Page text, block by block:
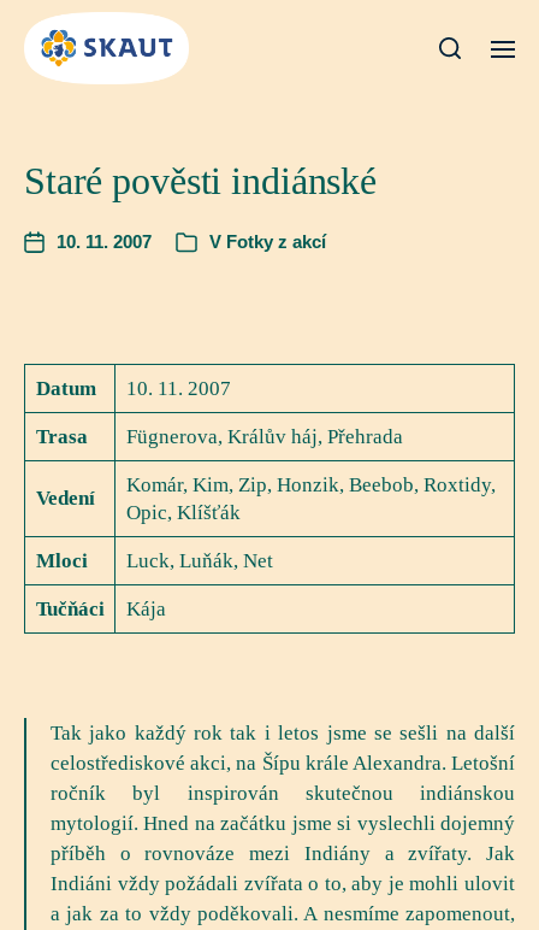
Staré pověsti indiánské
10. 11. 2007 V Fotky z akcí
Datum 10. 11. 2007
Trasa Fügnerova, Králův háj, Přehrada
Vedení
Komár, Kim, Zip, Honzik, Beebob, Roxtidy,
Opic, Klíšťák
Mloci Luck, Luňák, Net
Tučňáci Kája
Tak jako každý rok tak i letos jsme se sešli na další
celostřediskové akci, na Šípu krále Alexandra. Letošní
ročník byl inspirován skutečnou indiánskou
mytologií. Hned na začátku jsme si vyslechli dojemný
příběh o rovnováze mezi Indiány a zvířaty. Jak
Indiáni vždy požádali zvířata o to, aby je mohli ulovit
a jak za to vždy poděkovali. A nesmíme zapomenout,